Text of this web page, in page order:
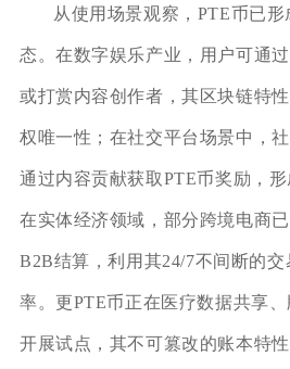
从使用场景观察，PTE币已
态。在数字娱乐产业，用户可通
或打赏内容创作者，其区块链特
权唯一性；在社交平台场景中，
通过内容贡献获取PTE币奖励，
在实体经济领域，部分跨境电商
B2B结算，利用其24/7不间断的
率。更PTE币正在医疗数据共享
开展试点，其不可篡改的账本特